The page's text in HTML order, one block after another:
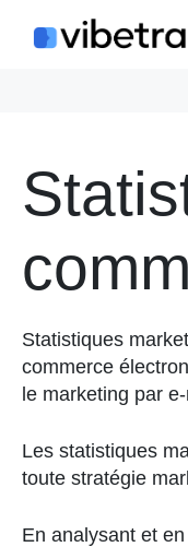
Statistiques
commerce
le marketing par e-
Les statistiques
toute stratégie
En analysant et